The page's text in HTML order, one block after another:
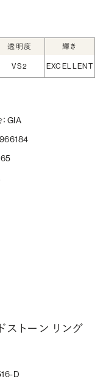
に留める宝石のこ
ます。ショッピング
ださい (有料)。
透明度 輝き
VS2 EXCELLENT
GIA
ストーン リング
D